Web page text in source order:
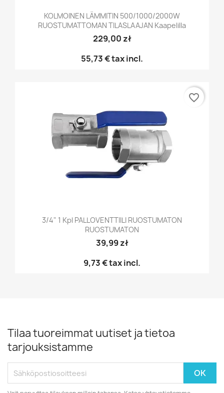
KOLMOINEN LÄMMITIN 500/1000/2000W
RUOSTUMATTOMAN TILASLAAJAN Kaapelilla
229,00 zł
55,73 €tax incl.
3/4" 1 Kpl PALLOVENTTIILI RUOSTUMATON
RUOSTUMATON
39,99 zł
9,73 €tax incl.
favorite_border
Tilaa tuoreimmat uutiset ja tietoa
tarjouksistamme